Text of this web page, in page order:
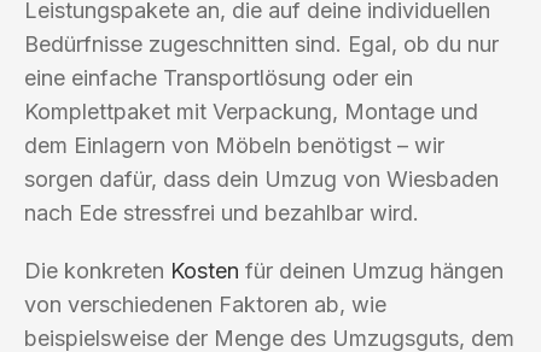
Leistungspakete an, die auf deine individuellen
Bedürfnisse zugeschnitten sind. Egal, ob du nur
eine einfache Transportlösung oder ein
Komplettpaket mit Verpackung, Montage und
dem Einlagern von Möbeln benötigst – wir
sorgen dafür, dass dein Umzug von Wiesbaden
nach Ede stressfrei und bezahlbar wird.
Die konkreten Kosten für deinen Umzug hängen
von verschiedenen Faktoren ab, wie
beispielsweise der Menge des Umzugsguts, dem